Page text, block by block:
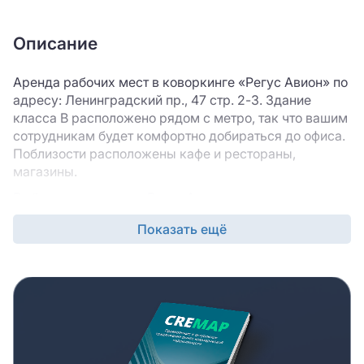
Описание
Аренда рабочих мест в коворкинге «Регус Авион» по
адресу: Ленинградский пр., 47 стр. 2-3. Здание
класса B расположено рядом с метро, так что вашим
сотрудникам будет комфортно добираться до офиса.
Поблизости расположены кафе и рестораны,
магазины.
большое количество времени и получаете
возможность заехать в новый офис практически
ремонт, оператор площадки предоставляет всю
необходимую мебель и офисную технику, так что вам
не нужно тратить время на ремонт и обустройство
Показать ещё